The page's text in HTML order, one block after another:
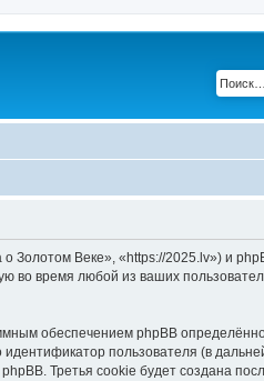
Золотом Веке», «https://2025.lv») и
во время любой из ваших
обеспечением phpBB
пользователя (в
Третья cookie будет создана